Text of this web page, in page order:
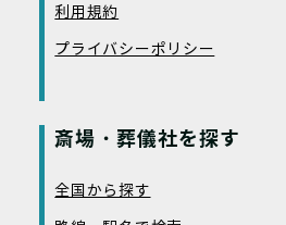
利用規約
プライバシーポリシー
斎場・葬儀社を探す
全国から探す